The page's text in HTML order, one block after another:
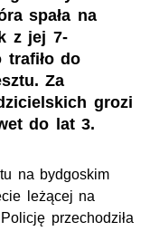
spała na
z jej 7-
trafiło do
Za
grozi
do lat 3.
na bydgoskim
leżącej na
przechodziła